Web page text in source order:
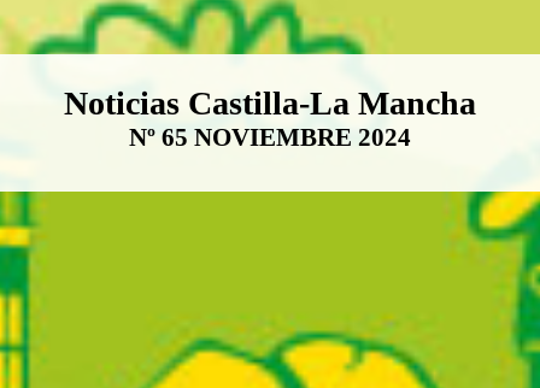
Boletín Noticias Castilla-La
Noticias Castilla-La Mancha
Nº 65 NOVIEMBRE 2024